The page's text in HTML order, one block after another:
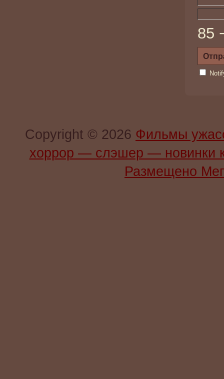
85
Copyright © 2026 Фильмы
хоррор — слэшер —
Размещено